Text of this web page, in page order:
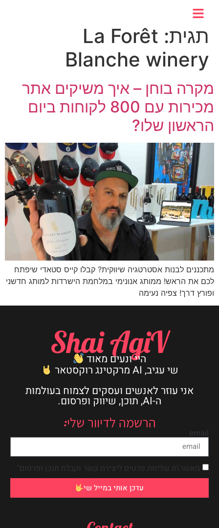
תגית: La Forêt
Blanche winery
מקרה בוחן – איך משיקים אתר
מכירות עם 800 לקוחות ביום
הראשון שלו?
מתכננים לבנות אסטרטגיה שיווקית? קבלו קייס סטאדי שיפתח
לכם את הראש! ממותג אנונימי במלחמת הישרדות למותג חדשני
ופורץ דרך! צפיה נעימה
Shai AgiV
היי ונעים מאוד
שי עגיב, AI מרקטינג רוקסטאר
אני עוזר לאנשים ועסקים לצמוח בעולמות
ה-AI, תוכן, שיווק ופרסום.
הרשמה לדיוור שלי:
email
מאשר\ת שליחת פרטים ליצירת קשר וקבלת תוכן ופרסום"
עדכן אותי במייל שי